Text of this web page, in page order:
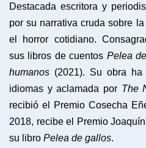
Destacada escritora y
por su narrativa cruda sobre
el horror cotidiano.
sus libros de cuentos Pelea
humanos (2021). Su obra
idiomas y aclamada por The
recibió el Premio Cosecha
2018, recibe el Premio
su libro Pelea de gallos.